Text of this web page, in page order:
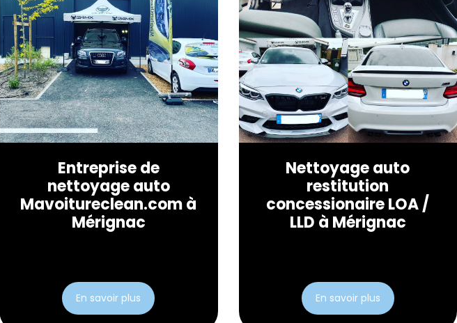
Entreprise de
nettoyage auto
Mavoitureclean.com à
Mérignac
En savoir plus
Nettoyage auto
restitution
concessionaire LOA /
LLD à Mérignac
En savoir plus